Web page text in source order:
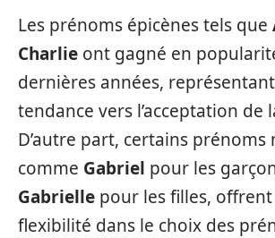
Les prénoms épicènes tels que
Charlie ont gagné en
dernières années,
tendance vers l’acceptation de
D’autre part, certains prénoms
comme Gabriel pour les
Gabrielle pour les filles,
flexibilité dans le choix des